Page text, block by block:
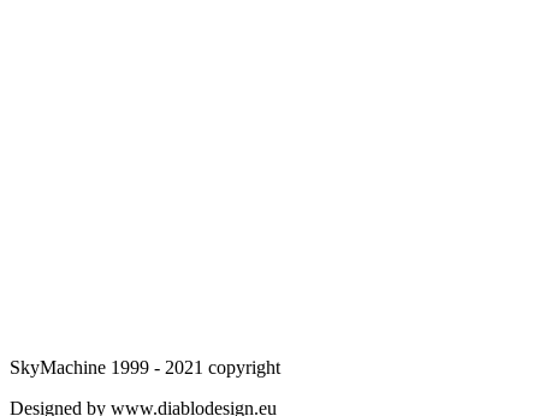
SkyMachine 1999 - 2021 copyright
Designed by www.diablodesign.eu